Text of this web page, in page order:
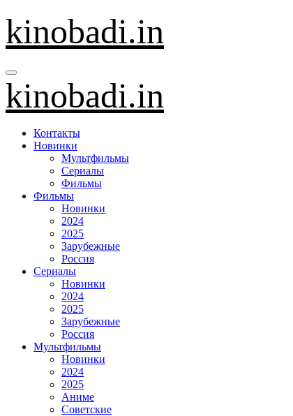
Перейти
содержанию
kinobadi.in
kinobadi.in
Контакты
Новинки
Мультфильмы
Сериалы
Фильмы
Фильмы
Новинки
2024
2025
Зарубежные
Россия
Сериалы
Новинки
2024
2025
Зарубежные
Россия
Мультфильмы
Новинки
2024
2025
Аниме
Советские